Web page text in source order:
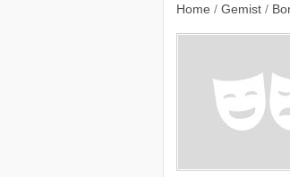
Home / Gemist /